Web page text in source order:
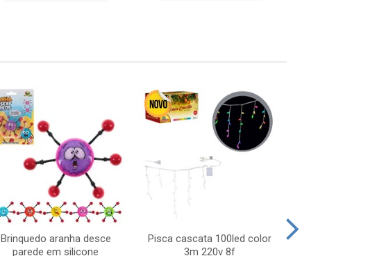
Brinquedo aranha desce
parede em silicone
Pisca cascata 100led color
3m 220v 8f